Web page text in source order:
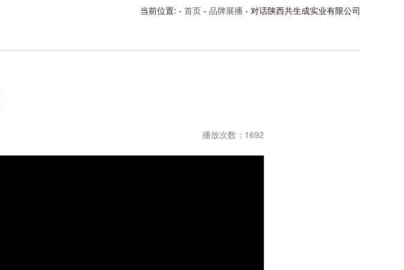
当前位置: - 首页 - 品牌展播 - 对话陕西共生成实业有限公司
播放次数：1692